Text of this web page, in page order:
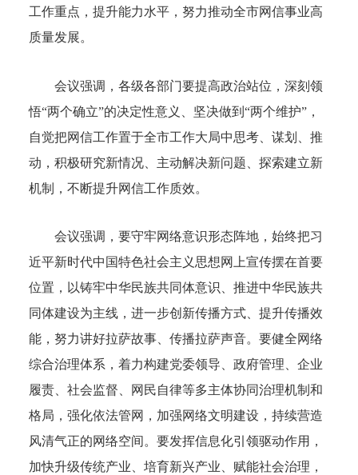
工作重点，提升能力水平，努力推动全市网信事业高
质量发展。
会议强调，各级各部门要提高政治站位，深刻领
悟“两个确立”的决定性意义、坚决做到“两个维护”，
自觉把网信工作置于全市工作大局中思考、谋划、推
动，积极研究新情况、主动解决新问题、探索建立新
机制，不断提升网信工作质效。
会议强调，要守牢网络意识形态阵地，始终把习
近平新时代中国特色社会主义思想网上宣传摆在首要
位置，以铸牢中华民族共同体意识、推进中华民族共
同体建设为主线，进一步创新传播方式、提升传播效
能，努力讲好拉萨故事、传播拉萨声音。要健全网络
综合治理体系，着力构建党委领导、政府管理、企业
履责、社会监督、网民自律等多主体协同治理机制和
格局，强化依法管网，加强网络文明建设，持续营造
风清气正的网络空间。要发挥信息化引领驱动作用，
加快升级传统产业、培育新兴产业、赋能社会治理，